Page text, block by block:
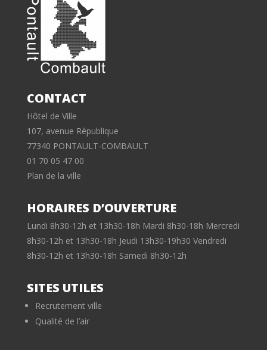
CONTACT
Hôtel de Ville
107, avenue République
77340 PONTAULT-COMBAULT
01 70 05 47 00
Plan de la ville
HORAIRES D’OUVERTURE
Lundi 8h30-12h et 13h30-18h Mardi 8h30-18h Mercredi
8h30-12h et 13h30-18h Jeudi 13h30-19h30 Vendredi
8h30-12h et 13h30-18h Samedi 8h30-12h
SITES UTILES
Recrutement ville
Qualité de l’air